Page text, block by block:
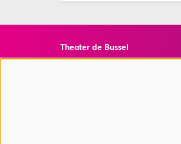
Theater de Bussel